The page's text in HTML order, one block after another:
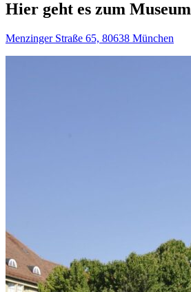
Hier geht es zum Museum
Menzinger Straße 65, 80638 München